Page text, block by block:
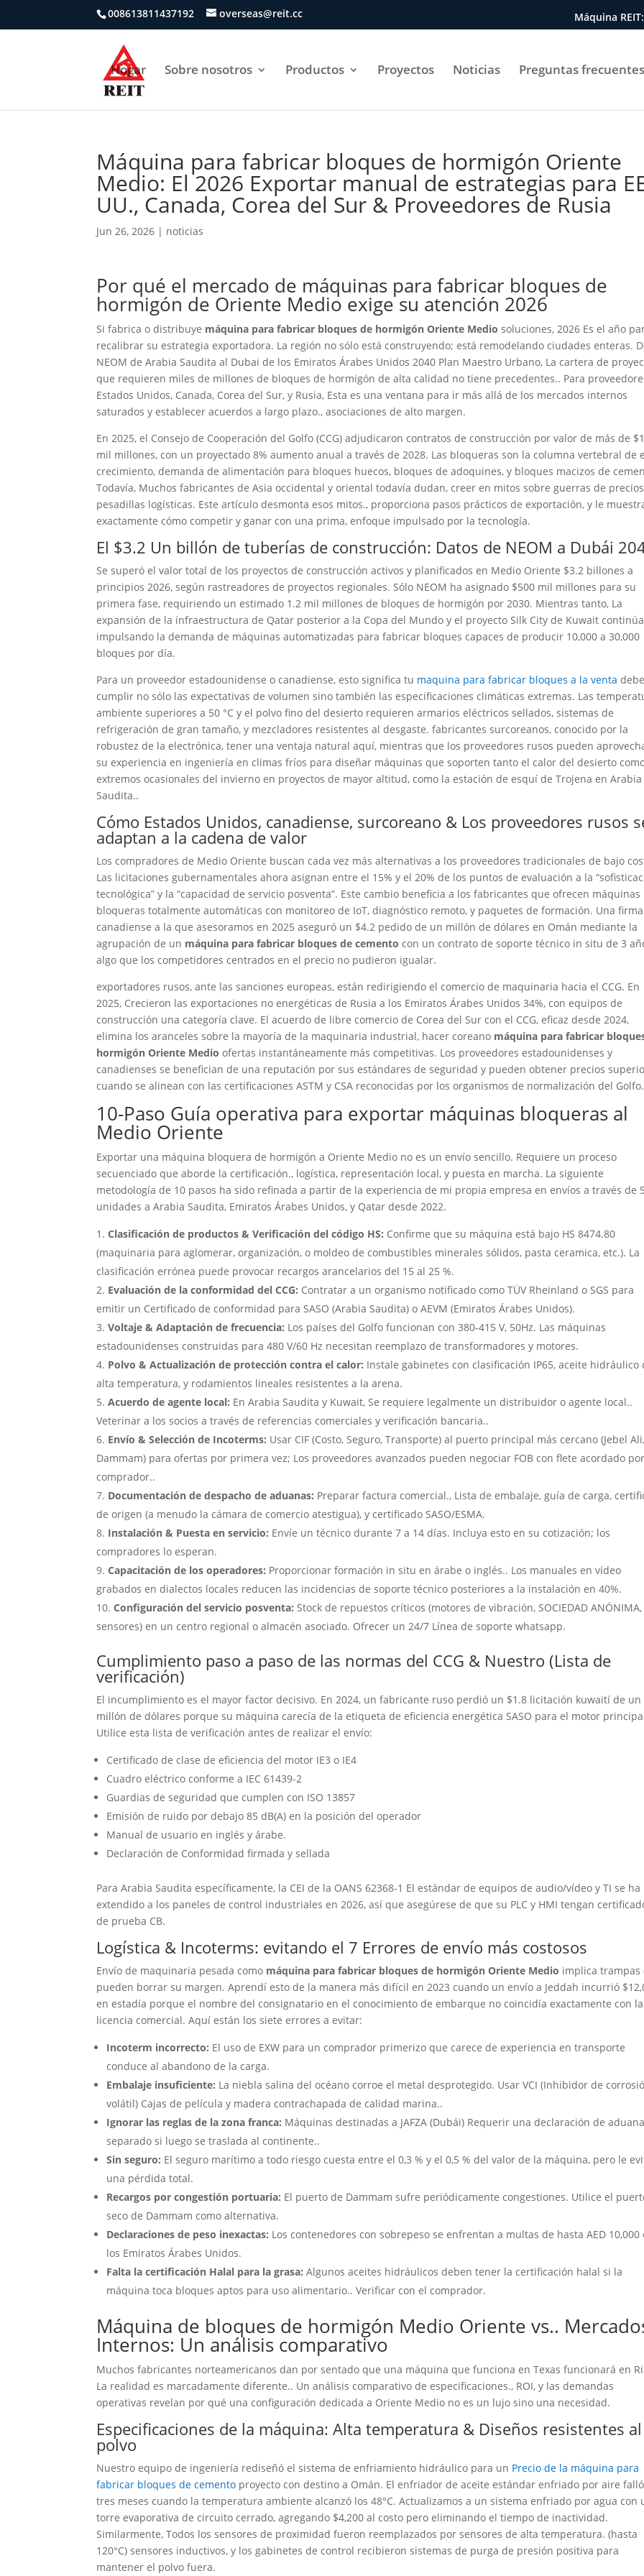
008613811437192 overseas@reit.cc Máquina
Hogar Sobre nosotros Productos Proyectos Noticias Preguntas
Máquina para fabricar bloques de hormigón Oriente
Medio: El 2026 Exportar manual de estrategias para
UU., Canada, Corea del Sur & Proveedores de Rusia
Jun 26, 2026 | noticias
Por qué el mercado de máquinas para fabricar bloques de
hormigón de Oriente Medio exige su atención 2026
Si fabrica o distribuye máquina para fabricar bloques de hormigón Oriente Mediosoluciones, 2026 Es el año
recalibrar su estrategia exportadora. La región no sólo está construyendo; está remodelando ciudades enteras.
NEOM de Arabia Saudita al Dubai de los Emiratos Árabes Unidos 2040 Plan Maestro Urbano, La cartera de
que requieren miles de millones de bloques de hormigón de alta calidad no tiene precedentes.. Para
Estados Unidos, Canada, Corea del Sur, y Rusia, Esta es una ventana para ir más allá de los mercados internos
saturados y establecer acuerdos a largo plazo., asociaciones de alto margen.
En 2025, el Consejo de Cooperación del Golfo (CCG) adjudicaron contratos de construcción por valor de más de
mil millones, con un proyectado 8% aumento anual a través de 2028. Las bloqueras son la columna vertebral de
crecimiento, demanda de alimentación para bloques huecos, bloques de adoquines, y bloques macizos de
Todavía, Muchos fabricantes de Asia occidental y oriental todavía dudan, creer en mitos sobre guerras de
pesadillas logísticas. Este artículo desmonta esos mitos., proporciona pasos prácticos de exportación, y le
exactamente cómo competir y ganar con una prima, enfoque impulsado por la tecnología.
El $3.2 Un billón de tuberías de construcción: Datos de NEOM a Dubái
Se superó el valor total de los proyectos de construcción activos y planificados en Medio Oriente $3.2 billones a
principios 2026, según rastreadores de proyectos regionales. Sólo NEOM ha asignado $500 mil millones para su
primera fase, requiriendo un estimado 1.2 mil millones de bloques de hormigón por 2030. Mientras tanto, La
expansión de la infraestructura de Qatar posterior a la Copa del Mundo y el proyecto Silk City de Kuwait
impulsando la demanda de máquinas automatizadas para fabricar bloques capaces de producir 10,000 a 30,000
bloques por día.
Para un proveedor estadounidense o canadiense, esto significa tu maquina para fabricar bloques a la ventadebe
cumplir no sólo las expectativas de volumen sino también las especificaciones climáticas extremas. Las
ambiente superiores a 50 °C y el polvo fino del desierto requieren armarios eléctricos sellados, sistemas de
refrigeración de gran tamaño, y mezcladores resistentes al desgaste. fabricantes surcoreanos, conocido por la
robustez de la electrónica, tener una ventaja natural aquí, mientras que los proveedores rusos pueden
su experiencia en ingeniería en climas fríos para diseñar máquinas que soporten tanto el calor del desierto
extremos ocasionales del invierno en proyectos de mayor altitud, como la estación de esquí de Trojena en Arabia
Saudita..
Cómo Estados Unidos, canadiense, surcoreano & Los proveedores rusos
adaptan a la cadena de valor
Los compradores de Medio Oriente buscan cada vez más alternativas a los proveedores tradicionales de bajo
Las licitaciones gubernamentales ahora asignan entre el 15% y el 20% de los puntos de evaluación a la
tecnológica” y la “capacidad de servicio posventa”. Este cambio beneficia a los fabricantes que ofrecen máquinas
bloqueras totalmente automáticas con monitoreo de IoT, diagnóstico remoto, y paquetes de formación. Una firma
canadiense a la que asesoramos en 2025 aseguró un $4.2 pedido de un millón de dólares en Omán mediante la
agrupación de un máquina para fabricar bloques de cementocon un contrato de soporte técnico in situ de 3
algo que los competidores centrados en el precio no pudieron igualar.
exportadores rusos, ante las sanciones europeas, están redirigiendo el comercio de maquinaria hacia el CCG. En
2025, Crecieron las exportaciones no energéticas de Rusia a los Emiratos Árabes Unidos 34%, con equipos de
construcción una categoría clave. El acuerdo de libre comercio de Corea del Sur con el CCG, eficaz desde 2024,
elimina los aranceles sobre la mayoría de la maquinaria industrial, hacer coreano máquina para fabricar
hormigón Oriente Medioofertas instantáneamente más competitivas. Los proveedores estadounidenses y
canadienses se benefician de una reputación por sus estándares de seguridad y pueden obtener precios
cuando se alinean con las certificaciones ASTM y CSA reconocidas por los organismos de normalización del
10-Paso Guía operativa para exportar máquinas bloqueras al
Medio Oriente
Exportar una máquina bloquera de hormigón a Oriente Medio no es un envío sencillo. Requiere un proceso
secuenciado que aborde la certificación., logística, representación local, y puesta en marcha. La siguiente
metodología de 10 pasos ha sido refinada a partir de la experiencia de mi propia empresa en envíos a través de
unidades a Arabia Saudita, Emiratos Árabes Unidos, y Qatar desde 2022.
Clasificación de productos & Verificación del código HS: Confirme que su máquina está bajo HS 8474.80
(maquinaria para aglomerar, organización, o moldeo de combustibles minerales sólidos, pasta ceramica, etc.). La
clasificación errónea puede provocar recargos arancelarios del 15 al 25 %.
Evaluación de la conformidad del CCG: Contratar a un organismo notificado como TÜV Rheinland o SGS para
emitir un Certificado de conformidad para SASO (Arabia Saudita) o AEVM (Emiratos Árabes Unidos).
Voltaje & Adaptación de frecuencia: Los países del Golfo funcionan con 380-415 V, 50Hz. Las máquinas
estadounidenses construidas para 480 V/60 Hz necesitan reemplazo de transformadores y motores.
Polvo & Actualización de protección contra el calor: Instale gabinetes con clasificación IP65, aceite hidráulico
alta temperatura, y rodamientos lineales resistentes a la arena.
Acuerdo de agente local: En Arabia Saudita y Kuwait, Se requiere legalmente un distribuidor o agente local..
Veterinar a los socios a través de referencias comerciales y verificación bancaria..
Envío & Selección de Incoterms: Usar CIF (Costo, Seguro, Transporte) al puerto principal más cercano (Jebel Ali,
Dammam) para ofertas por primera vez; Los proveedores avanzados pueden negociar FOB con flete acordado
comprador..
Documentación de despacho de aduanas: Preparar factura comercial., Lista de embalaje, guía de carga,
de origen (a menudo la cámara de comercio atestigua), y certificado SASO/ESMA.
Instalación & Puesta en servicio: Envíe un técnico durante 7 a 14 días. Incluya esto en su cotización; los
compradores lo esperan.
Capacitación de los operadores: Proporcionar formación in situ en árabe o inglés.. Los manuales en vídeo
grabados en dialectos locales reducen las incidencias de soporte técnico posteriores a la instalación en 40%.
Configuración del servicio posventa:Stock de repuestos críticos (motores de vibración, SOCIEDAD ANÓNIMA,
sensores) en un centro regional o almacén asociado. Ofrecer un 24/7 Línea de soporte whatsapp.
Cumplimiento paso a paso de las normas del CCG & Nuestro (Lista de
verificación)
El incumplimiento es el mayor factor decisivo. En 2024, un fabricante ruso perdió un $1.8 licitación kuwaití de un
millón de dólares porque su máquina carecía de la etiqueta de eficiencia energética SASO para el motor
Utilice esta lista de verificación antes de realizar el envío:
Certificado de clase de eficiencia del motor IE3 o IE4
Cuadro eléctrico conforme a IEC 61439-2
Guardias de seguridad que cumplen con ISO 13857
Emisión de ruido por debajo 85 dB(A) en la posición del operador
Manual de usuario en inglés y árabe.
Declaración de Conformidad firmada y sellada
Para Arabia Saudita específicamente, la CEI de la OANS 62368-1 El estándar de equipos de audio/vídeo y TI se ha
extendido a los paneles de control industriales en 2026, así que asegúrese de que su PLC y HMI tengan
de prueba CB.
Logística & Incoterms: evitando el 7 Errores de envío más costosos
Envío de maquinaria pesada como máquina para fabricar bloques de hormigón Oriente Medio implica trampas
pueden borrar su margen. Aprendí esto de la manera más difícil en 2023 cuando un envío a Jeddah incurrió
en estadía porque el nombre del consignatario en el conocimiento de embarque no coincidía exactamente con la
licencia comercial. Aquí están los siete errores a evitar:
Incoterm incorrecto: El uso de EXW para un comprador primerizo que carece de experiencia en transporte
conduce al abandono de la carga.
Embalaje insuficiente: La niebla salina del océano corroe el metal desprotegido. Usar VCI (Inhibidor de
volátil) Cajas de película y madera contrachapada de calidad marina..
Ignorar las reglas de la zona franca: Máquinas destinadas a JAFZA (Dubái) Requerir una declaración de
separado si luego se traslada al continente..
Sin seguro: El seguro marítimo a todo riesgo cuesta entre el 0,3 % y el 0,5 % del valor de la máquina, pero le
una pérdida total.
Recargos por congestión portuaria: El puerto de Dammam sufre periódicamente congestiones. Utilice el
seco de Dammam como alternativa.
Declaraciones de peso inexactas: Los contenedores con sobrepeso se enfrentan a multas de hasta AED 10,000
los Emiratos Árabes Unidos.
Falta la certificación Halal para la grasa:Algunos aceites hidráulicos deben tener la certificación halal si la
máquina toca bloques aptos para uso alimentario.. Verificar con el comprador.
Máquina de bloques de hormigón Medio Oriente vs..
Internos: Un análisis comparativo
Muchos fabricantes norteamericanos dan por sentado que una máquina que funciona en Texas funcionará en
La realidad es marcadamente diferente.. Un análisis comparativo de especificaciones., ROI, y las demandas
operativas revelan por qué una configuración dedicada a Oriente Medio no es un lujo sino una necesidad.
Especificaciones de la máquina: Alta temperatura & Diseños resistentes al
polvo
Nuestro equipo de ingeniería rediseñó el sistema de enfriamiento hidráulico para un Precio de la máquina para
fabricar bloques de cemento proyecto con destino a Omán. El enfriador de aceite estándar enfriado por aire
tres meses cuando la temperatura ambiente alcanzó los 48°C. Actualizamos a un sistema enfriado por agua con
torre evaporativa de circuito cerrado, agregando $4,200 al costo pero eliminando el tiempo de inactividad.
Similarmente, Todos los sensores de proximidad fueron reemplazados por sensores de alta temperatura. (hasta
120°C) sensores inductivos, y los gabinetes de control recibieron sistemas de purga de presión positiva para
mantener el polvo fuera.